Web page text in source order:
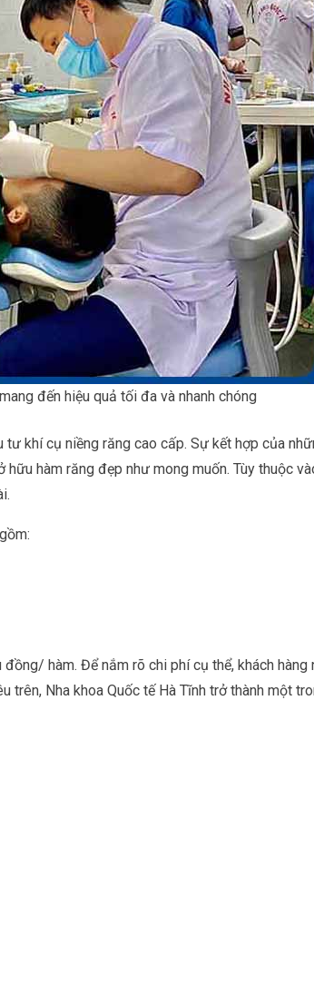
đến hiệu quả tối đa và nhanh chóng
khí cụ niềng răng cao cấp. Sự kết hợp của
hàm răng đẹp như mong muốn. Tùy thuộc
hàm. Để nắm rõ chi phí cụ thể, khách hàng
Nha khoa Quốc tế Hà Tĩnh trở thành một